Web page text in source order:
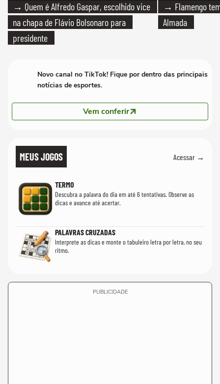
→ Quem é Alfredo Gaspar, escolhido vice
na chapa de Flávio Bolsonaro para
presidente
→ Flamengo
Almada
Novo canal no TikTok! Fique por dentro das principais
notícias de esportes.
Vem conferir
MEUS JOGOS Acessar →
TERMO
Descubra a palavra do dia em até 6 tentativas. Observe as
dicas e avance até acertar.
PALAVRAS CRUZADAS
Interprete as dicas e monte o tabuleiro letra por letra, no seu
ritmo.
PUBLICIDADE